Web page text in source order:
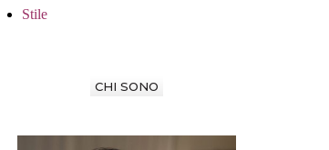
Stile
CHI SONO